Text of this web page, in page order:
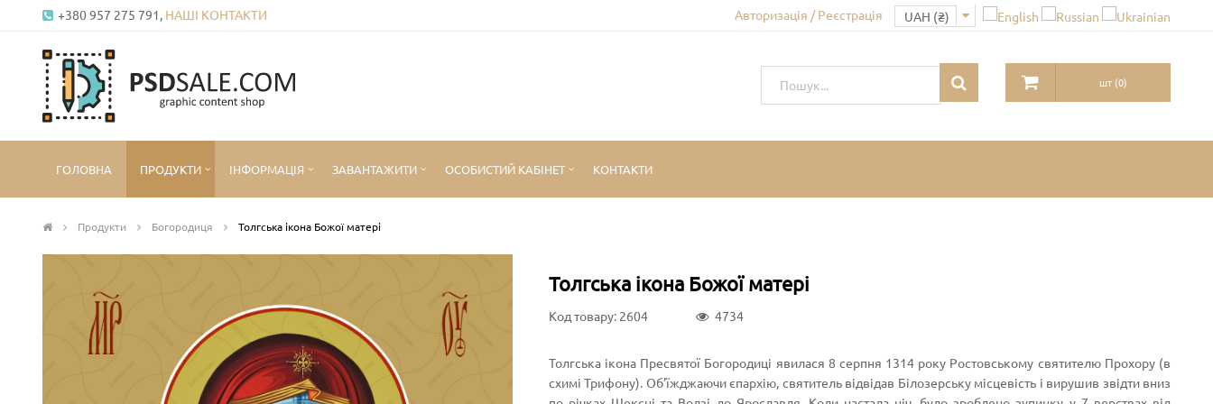
+380 957 275 791, НАШІ КОНТАКТИ Авторизація / Реєстрація
шт(0)
ГОЛОВНА ПРОДУКТИ ІНФОРМАЦІЯ ЗАВАНТАЖИТИ ОСОБИСТИЙ КАБІНЕТ КОНТАКТИ
Продукти Богородиця Толгська ікона Божої матері
Толгська ікона Божої матері
Код товару: 2604 4734
Толгська ікона Пресвятої Богородиці явилася 8 серпня 1314 року Ростовському святителю Прохору (в
схимі Трифону). Об’їжджаючи єпархію, святитель відвідав Білозерську місцевість і вирушив звідти вниз